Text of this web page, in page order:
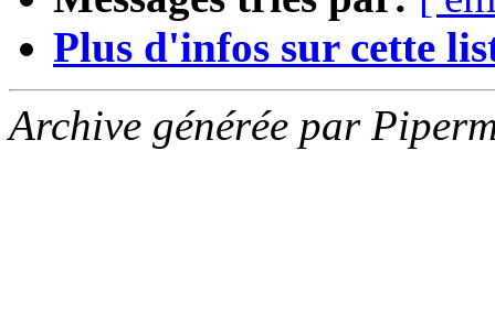
Plus d'infos sur cette
Archive générée par